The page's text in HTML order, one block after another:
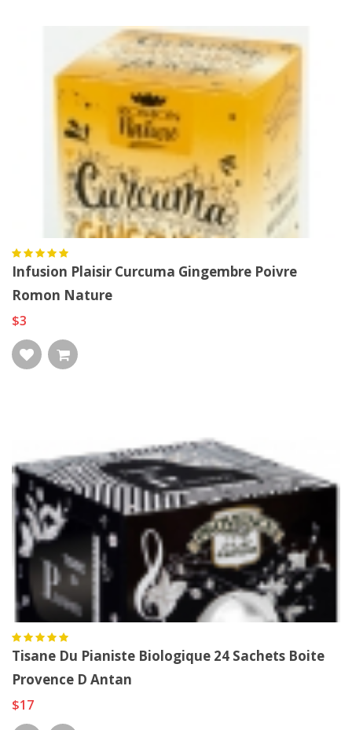
Infusion Plaisir Curcuma Gingembre Poivre
Romon Nature
$3
Tisane Du Pianiste Biologique 24 Sachets Boite
Provence D Antan
$17